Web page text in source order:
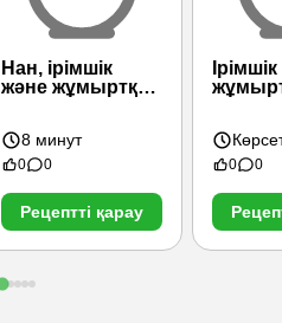
Нан, ірімшік
және жұмыртқа
тағамдар)
8 минут
0 0
Рецептті қарау
0 0